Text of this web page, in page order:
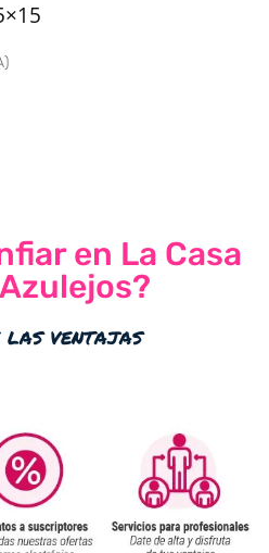
en La Casa
las ventajas